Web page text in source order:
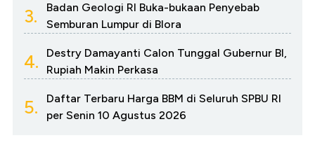
3.
Badan Geologi RI Buka-bukaan Penyebab
Semburan Lumpur di Blora
4.
Destry Damayanti Calon Tunggal Gubernur BI,
Rupiah Makin Perkasa
5.
Daftar Terbaru Harga BBM di Seluruh SPBU RI
per Senin 10 Agustus 2026